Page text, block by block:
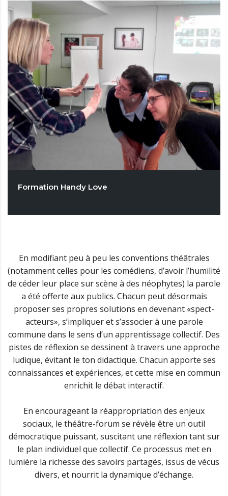
Formation Handy Love
En modifiant peu à peu les conventions théâtrales
(notamment celles pour les comédiens, d’avoir l’humilité
de céder leur place sur scène à des néophytes) la parole
a été offerte aux publics. Chacun peut désormais
proposer ses propres solutions en devenant «spect-
acteurs», s’impliquer et s’associer à une parole
commune dans le sens d’un apprentissage collectif. Des
pistes de réflexion se dessinent à travers une approche
ludique, évitant le ton didactique. Chacun apporte ses
connaissances et expériences, et cette mise en commun
enrichit le débat interactif.
En encourageant la réappropriation des enjeux
sociaux, le théâtre-forum se révèle être un outil
démocratique puissant, suscitant une réflexion tant sur
le plan individuel que collectif. Ce processus met en
lumière la richesse des savoirs partagés, issus de vécus
divers, et nourrit la dynamique d’échange.